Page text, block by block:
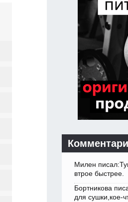
Милен
втрое быстрее.
Бортникова
для сушки,кое-